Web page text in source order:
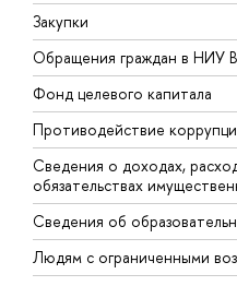
Закупки
Обращения граждан в НИУ
Фонд целевого капитала
Противодействие
Сведения о доходах,
обязательствах
Сведения об
Людям с ограниченными